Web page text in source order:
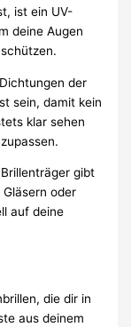
ist ein UV-
deine Augen
der
sein, damit kein
klar sehen
gibt
oder
auf deine
die dir in
aus deinem